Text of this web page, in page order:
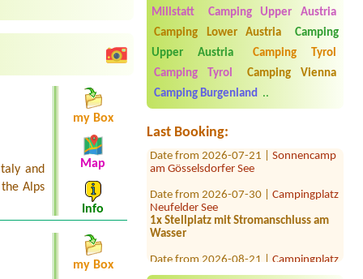
Millstatt
Camping Upper Austria
Camping Lower Austria
Camping
Upper Austria
Camping Tyrol
Camping Tyrol
Camping Vienna
Camping Burgenland ..
Last Booking:
Date from 2027-01-10 |
Riffler
ca. 80qm
Date from 2026-08-07 |
Neubauer
am Gösselsdorfer See
Neufelder See
1x Stellplatz mit Stromanschluss am
Wasser
Neufelder See
2x Platz für Zelt und 7 Personen
and
Alps
my Box
Map
Info
my Box